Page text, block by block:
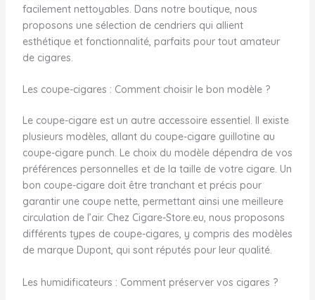
facilement nettoyables. Dans notre boutique, nous
proposons une sélection de cendriers qui allient
esthétique et fonctionnalité, parfaits pour tout amateur
de cigares.
Les coupe-cigares : Comment choisir le bon modèle ?
Le coupe-cigare est un autre accessoire essentiel. Il existe
plusieurs modèles, allant du coupe-cigare guillotine au
coupe-cigare punch. Le choix du modèle dépendra de vos
préférences personnelles et de la taille de votre cigare. Un
bon coupe-cigare doit être tranchant et précis pour
garantir une coupe nette, permettant ainsi une meilleure
circulation de l’air. Chez Cigare-Store.eu, nous proposons
différents types de coupe-cigares, y compris des modèles
de marque Dupont, qui sont réputés pour leur qualité.
Les humidificateurs : Comment préserver vos cigares ?